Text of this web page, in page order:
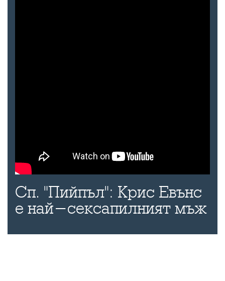
Сп. "Пийпъл": Крис Евънс
е най-сексапилният мъж